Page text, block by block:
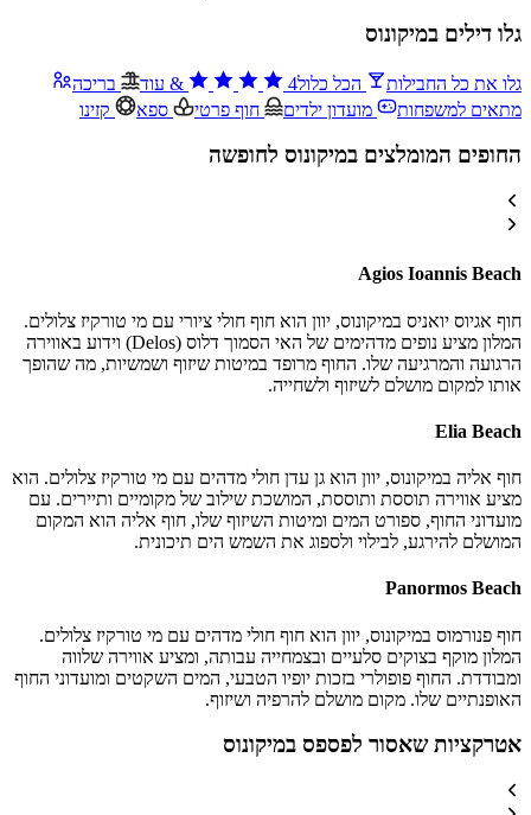
גלו דילים במיקונוס
גלו את כל החבילות הכל כלול4
& עוד
בריכה
מתאים למשפחות
מועדון ילדים חוף פרטי ספא קזינו
החופים המומלצים במיקונוס לחופשה
Agios Ioannis Beach
חוף אגיוס יואניס במיקונוס, יוון הוא חוף חולי ציורי עם מי טורקיז צלולים.
המלון מציע נופים מדהימים של האי הסמוך דלוס (Delos) וידוע באווירה
הרגועה והמרגיעה שלו. החוף מרופד במיטות שיזוף ושמשיות, מה שהופך
אותו למקום מושלם לשיזוף ולשחייה.
Elia Beach
חוף אליה במיקונוס, יוון הוא גן עדן חולי מדהים עם מי טורקיז צלולים. הוא
מציע אווירה תוססת ותוססת, המושכת שילוב של מקומיים ותיירים. עם
מועדוני החוף, ספורט המים ומיטות השיזוף שלו, חוף אליה הוא המקום
המושלם להירגע, לבילוי ולספוג את השמש הים תיכונית.
Panormos Beach
חוף פנורמוס במיקונוס, יוון הוא חוף חולי מדהים עם מי טורקיז צלולים.
המלון מוקף בצוקים סלעיים ובצמחייה עבותה, ומציע אווירה שלווה
ומבודדת. החוף פופולרי בזכות יופיו הטבעי, המים השקטים ומועדוני החוף
האופנתיים שלו. מקום מושלם להרפיה ושיזוף.
אטרקציות שאסור לפספס במיקונוס